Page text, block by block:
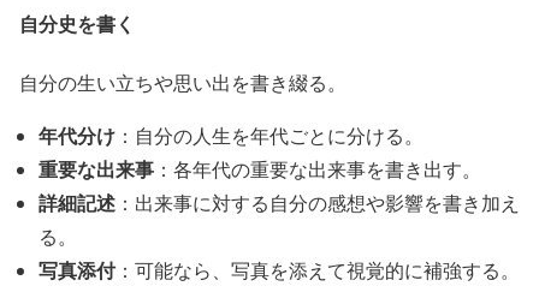
自分史を書く
自分の生い立ちや思い出を書き綴る。
年代分け ：自分の人生を年代ごとに分ける。
重要な出来事 ：各年代の重要な出来事を書き出す。
詳細記述 ：出来事に対する自分の感想や影響を書き加え
る。
写真添付：可能なら、写真を添えて視覚的に補強する。